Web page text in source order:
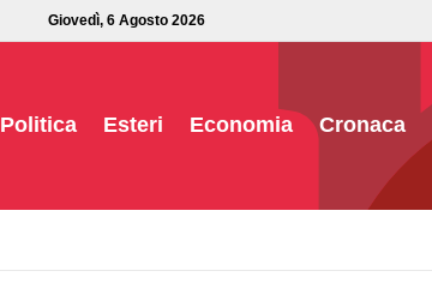
Giovedì, 6 Agosto 2026
Politica Esteri Economia Cronaca